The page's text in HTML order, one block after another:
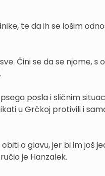
te da ih se lošim
Čini se da se njome, s
posla i sličnim
u Grčkoj protivili i
o glavu, jer bi im još
je Hanzalek.